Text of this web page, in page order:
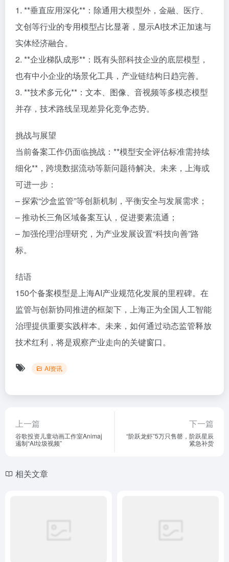
1. **垂直应用深化**：除通用大模型外，金融、医疗、
文创等行业的专用模型占比显著，显示AI技术正加速与
实体经济融合。
2. **企业梯队成形**：既有头部科技企业的底层模型，
也有中小企业的场景化工具，产业链结构日趋完善。
3. **技术多元化**：文本、图像、音视频等多模态模型
并存，技术路线呈现差异化竞争态势。
挑战与展望
当前备案工作仍面临挑战：**模型安全评估标准需持续
细化**，跨境数据流动等新问题待解决。未来，上海或
可进一步：
– 探索“沙盒监管”等创新机制，平衡安全与发展需求；
– 推动长三角区域备案互认，促进要素流通；
– 加强伦理治理研究，为产业发展设置“科技向善”路
标。
结语
150个备案模型是上海AI产业规范化发展的里程碑。在
监管与创新协同推进的框架下，上海正为全国人工智能
治理提供重要实践样本。未来，如何通过动态监管释放
技术红利，将是观察产业走向的关键窗口。
AI资讯
上一篇
谷歌投资儿童动画工作室Animaj
遏制“AI垃圾视频”
下一篇
“阶跃龙虾”5万只售罄，阶跃星辰
紧急补货
相关文章